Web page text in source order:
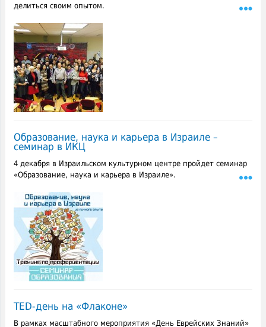
делиться своим опытом.
Образование, наука и карьера в Израиле –
семинар в ИКЦ
4 декабря в Израильском культурном центре пройдет семинар
«Образование, наука и карьера в Израиле».
TED-день на «Флаконе»
В рамках масштабного мероприятия «День Еврейских Знаний»